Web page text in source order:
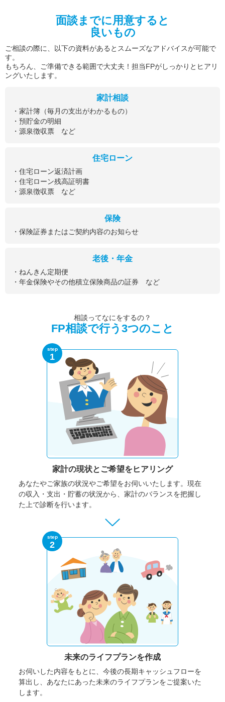
面談までに用意すると
良いもの
ご相談の際に、以下の資料があるとスムーズなアドバイスが可能で
す。
もちろん、ご準備できる範囲で大丈夫！担当FPがしっかりとヒアリ
ングいたします。
家計相談
・家計簿（毎月の支出がわかるもの）
・預貯金の明細
・源泉徴収票 など
住宅ローン
・住宅ローン返済計画
・住宅ローン残高証明書
・源泉徴収票 など
保険
・保険証券またはご契約内容のお知らせ
老後・年金
・ねんきん定期便
・年金保険やその他積立保険商品の証券 など
相談ってなにをするの？
FP相談で行う3つのこと
step
1
家計の現状と ご希望をヒアリング
あなたやご家族の状況やご希望をお伺いいたします。 現在
の収入・支出・貯蓄の状況から、家計のバランスを把握し
た上で診断を行います。
step
2
未来のライフプランを作成
お伺いした内容をもとに、今後の長期キャッシュフローを
算出し、あなたにあった未来のライフプランをご提案いた
します。